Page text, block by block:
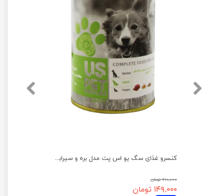
کنسرو غذای سگ یو اس پت مدل بره و سیرابی و کدو حلوایی وزن 400 گرم
۲۱۰,۰۰۰ تومان
۱۴۹,۰۰۰ تومان